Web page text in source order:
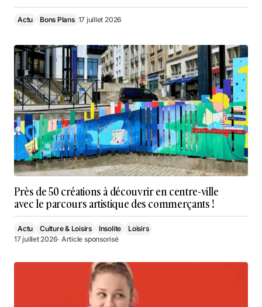
Actu Bons Plans 17 juillet 2026
Près de 50 créations à découvrir en centre-ville
avec le parcours artistique des commerçants !
Actu Culture & Loisirs Insolite
Loisirs
17 juillet 2026· Article sponsorisé